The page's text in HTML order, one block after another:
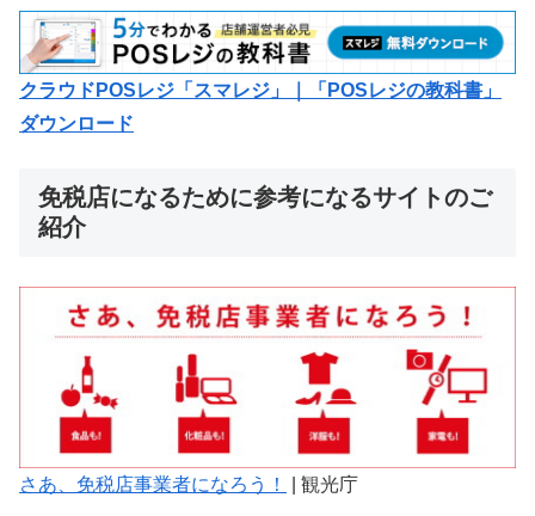
クラウドPOSレジ「スマレジ」｜「POSレジの教科書」
ダウンロード
免税店になるために参考になるサイトのご
紹介
さあ、免税店事業者になろう！ | 観光庁